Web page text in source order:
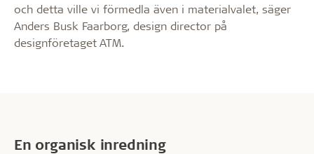
och detta ville vi förmedla även i materialvalet, säger
Anders Busk Faarborg, design director på
designföretaget ATM.
En organisk inredning